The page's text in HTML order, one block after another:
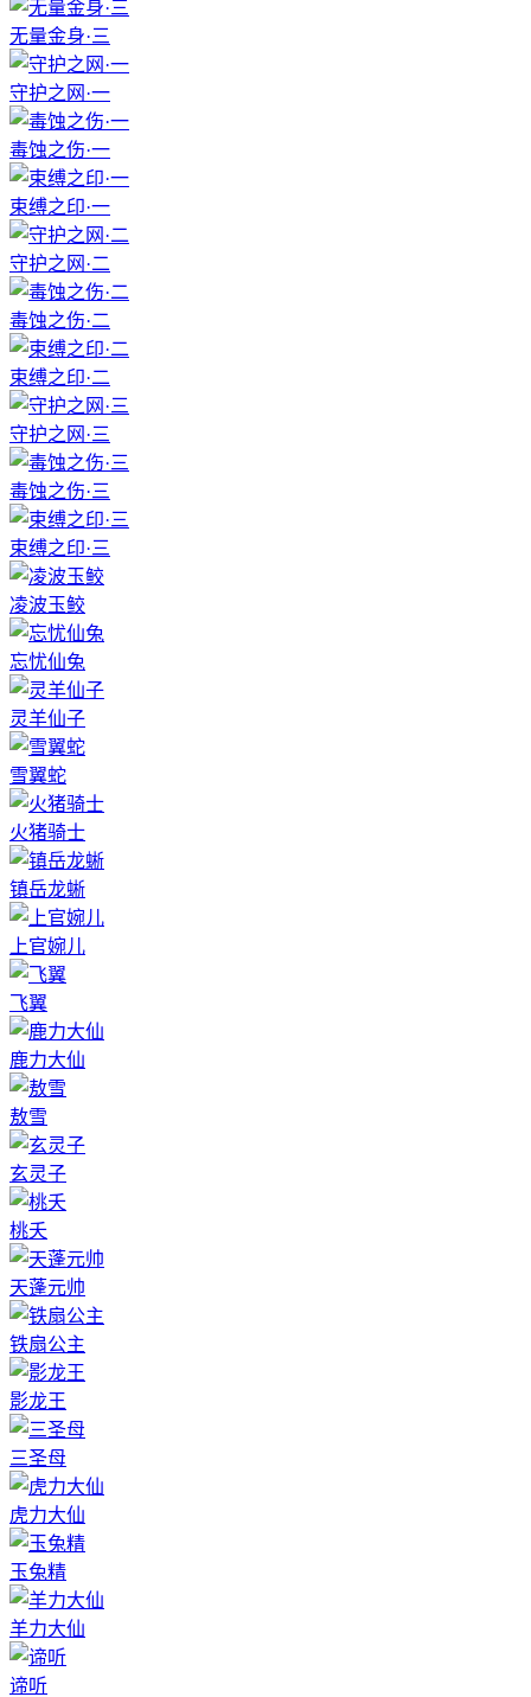
无量金身·三
守护之网·一
毒蚀之伤·一
束缚之印·一
守护之网·二
毒蚀之伤·二
束缚之印·二
守护之网·三
毒蚀之伤·三
束缚之印·三
凌波玉鲛
忘忧仙兔
灵羊仙子
雪翼蛇
火猪骑士
镇岳龙蜥
上官婉儿
飞翼
鹿力大仙
敖雪
玄灵子
桃夭
天蓬元帅
铁扇公主
影龙王
三圣母
虎力大仙
玉兔精
羊力大仙
谛听